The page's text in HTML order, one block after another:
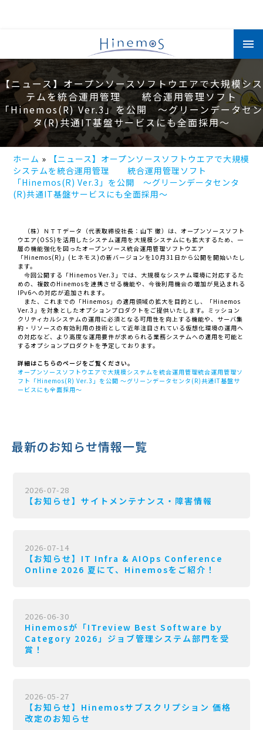
コ
ン
テ
に
移
【ニュース】オープンソースソフトウエアで大規模シス
テムを統合運用管理 統合運用管理ソフト
「Hinemos(R) Ver.3」を公開 ～グリーンデータセン
タ(R)共通IT基盤サービスにも全面採用～
ホーム
【ニュース】オープンソースソフトウエアで大規模
システムを統合運用管理 統合運用管理ソフト
「Hinemos(R) Ver.3」を公開 ～グリーンデータセンタ
(R)共通IT基盤サービスにも全面採用～
（株）ＮＴＴデータ（代表取締役社長：山下 徹）は、オープンソースソフト
ウエア(OSS)を活用したシステム運用を大規模システムにも拡大するため、一
層の機能強化を図ったオープンソース統合運用管理ソフトウエア
「Hinemos(R)」(ヒネモス)の新バージョンを10月31日から公開を開始いたし
ます。
今回公開する「Hinemos Ver.3」では、大規模なシステム環境に対応するた
めの、複数のHinemosを連携させる機能や、今後利用機会の増加が見込まれる
IPv6への対応が追加されます。
また、これまでの「Hinemos」の適用領域の拡大を目的とし、「Hinemos
Ver.3」を対象としたオプションプロダクトをご提供いたします。ミッション
クリティカルシステムの運用に必須となる可用性を向上する機能や、サーバ集
約・リソースの有効利用の技術として近年注目されている仮想化環境の運用へ
の対応など、より高度な運用要件が求められる業務システムへの適用を可能と
するオプションプロダクトを予定しております。
詳細はこちらのページをご覧ください。
オープンソースソフトウエアで大規模システムを統合運用管理統合運用管理ソ
フト「Hinemos(R) Ver.3」を公開 ～グリーンデータセンタ(R)共通IT基盤サ
ービスにも全面採用～
最新のお知らせ情報一覧
2026-07-28
【お知らせ】サイトメンテナンス・障害情報
2026-07-14
【お知らせ】IT Infra & AIOps Conference
Online 2026 夏にて、Hinemosをご紹介！
2026-06-30
Hinemosが「ITreview Best Software by
Category 2026」ジョブ管理システム部門を受
賞！
2026-05-27
【お知らせ】Hinemosサブスクリプション 価格
改定のお知らせ